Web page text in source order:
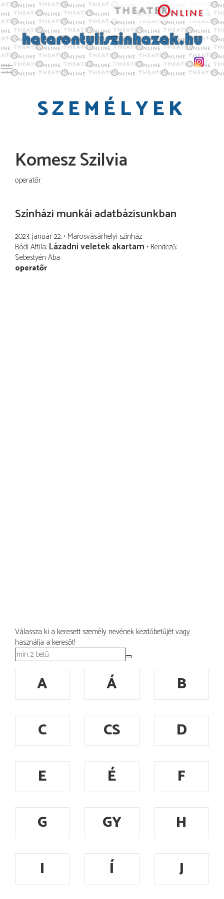
Toggle main menu visibility
SZEMÉLYEK
Komesz Szilvia
operatőr
Színházi munkái adatbázisunkban
2023. január 22. Marosvásárhelyi szinház
Bódi Attila Lázadni veletek akartam Rendező
Sebestyén Aba
operatőr
Válassza ki a keresett személy nevének kezdőbetűjét vagy
használja a keresőt!
A Á
B
C
CS
D
E
É
F
G
GY
H
I
Í J